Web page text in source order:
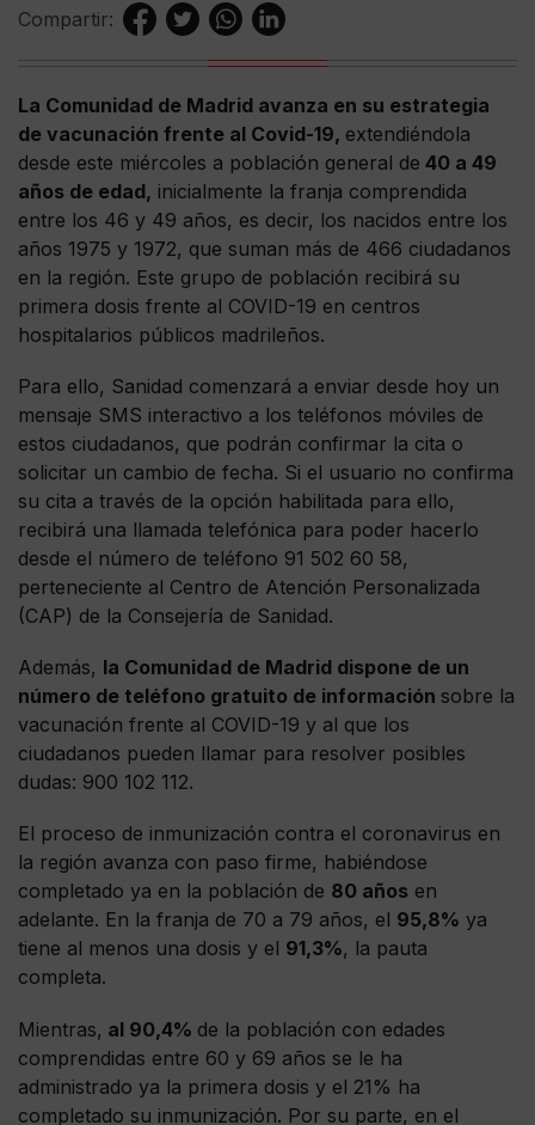
Compartir:
La Comunidad de Madrid avanza en su estrategia
de vacunación frente al Covid-19, extendiéndola
desde este miércoles a población general de 40 a 49
años de edad, inicialmente la franja comprendida
entre los 46 y 49 años, es decir, los nacidos entre los
años 1975 y 1972, que suman más de 466 ciudadanos
en la región. Este grupo de población recibirá su
primera dosis frente al COVID-19 en centros
hospitalarios públicos madrileños.
Para ello, Sanidad comenzará a enviar desde hoy un
mensaje SMS interactivo a los teléfonos móviles de
estos ciudadanos, que podrán confirmar la cita o
solicitar un cambio de fecha. Si el usuario no confirma
su cita a través de la opción habilitada para ello,
recibirá una llamada telefónica para poder hacerlo
desde el número de teléfono 91 502 60 58,
perteneciente al Centro de Atención Personalizada
(CAP) de la Consejería de Sanidad.
Además, la Comunidad de Madrid dispone de un
número de teléfono gratuito de información sobre la
vacunación frente al COVID-19 y al que los
ciudadanos pueden llamar para resolver posibles
dudas: 900 102 112.
El proceso de inmunización contra el coronavirus en
la región avanza con paso firme, habiéndose
completado ya en la población de 80 años en
adelante. En la franja de 70 a 79 años, el 95,8% ya
tiene al menos una dosis y el 91,3%, la pauta
completa.
Mientras, al 90,4% de la población con edades
comprendidas entre 60 y 69 años se le ha
administrado ya la primera dosis y el 21% ha
completado su inmunización. Por su parte, en el